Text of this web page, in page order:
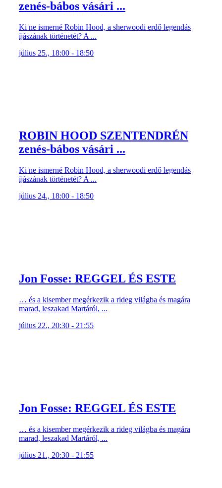
zenés-bábos vásári ...
Ki ne ismerné Robin Hood, a sherwoodi erdő legendás
íjászának történetét? A ...
július 25., 18:00 - 18:50
ROBIN HOOD SZENTENDRÉN
zenés-bábos vásári ...
Ki ne ismerné Robin Hood, a sherwoodi erdő legendás
íjászának történetét? A ...
július 24., 18:00 - 18:50
Jon Fosse: REGGEL ÉS ESTE
… és a kisember megérkezik a rideg világba és magára
marad, leszakad Martáról, ...
július 22., 20:30 - 21:55
Jon Fosse: REGGEL ÉS ESTE
… és a kisember megérkezik a rideg világba és magára
marad, leszakad Martáról, ...
július 21., 20:30 - 21:55